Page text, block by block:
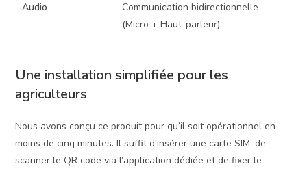
Audio
Communication bidirectionnelle
(Micro + Haut-parleur)
Une installation simplifiée pour les
agriculteurs
Nous avons conçu ce produit pour qu’il soit opérationnel en
moins de cinq minutes. Il suffit d’insérer une carte SIM, de
scanner le QR code via l’application dédiée et de fixer le